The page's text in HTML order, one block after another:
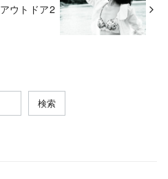
アウトドア2
検索